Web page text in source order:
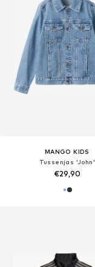
MANGO KIDS
Tussenjas 'John'
€29,90